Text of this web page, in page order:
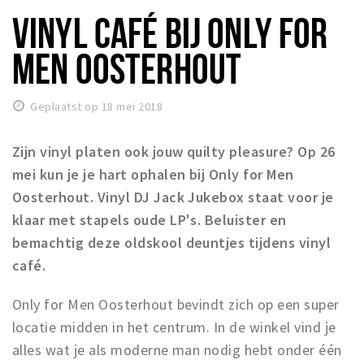
Drinken
Recreatief
Slapen
Winkels
Winkelgebieden
Parkeren
Koopzondagen
Bezienswaardigheden
Musea, theaters & podia
Natuurgebieden
Baroniepoorten
VINYL CAFÉ BIJ ONLY FOR
MEN OOSTERHOUT
Geplaatst op 18 mei 2018
Zijn vinyl platen ook jouw quilty pleasure? Op 26
mei kun je je hart ophalen bij Only for Men
Oosterhout. Vinyl DJ Jack Jukebox staat voor je
klaar met stapels oude LP's. Beluister en
bemachtig deze oldskool deuntjes tijdens vinyl
café.
Only for Men Oosterhout bevindt zich op een super
locatie midden in het centrum. In de winkel vind je
alles wat je als moderne man nodig hebt onder één